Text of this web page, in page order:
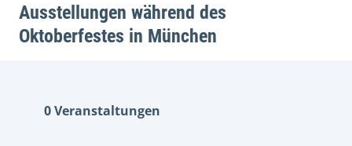
Ausstellungen während des
Oktoberfestes in München
0 Veranstaltungen